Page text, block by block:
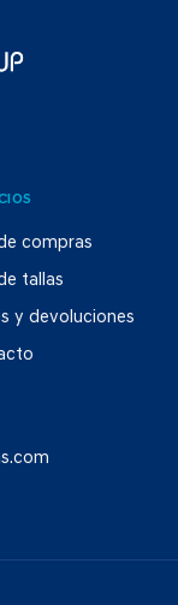
compras
tallas
y devoluciones